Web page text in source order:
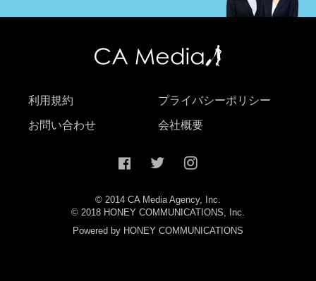
利用規約 プライバシーポリシー
お問い合わせ 会社概要
© 2014 CA Media Agency, Inc.
© 2018 HONEY COMMUNICATIONS, Inc.
Powered by HONEY COMMUNICATIONS